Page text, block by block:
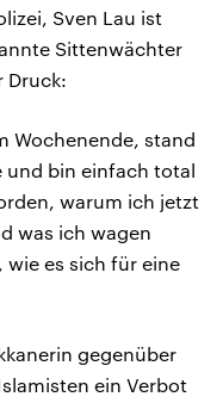
Sven Lau ist
Sittenwächter
Druck:
Wochenende, stand
und bin einfach total
warum ich jetzt
was ich wagen
es sich für eine
gegenüber
ein Verbot